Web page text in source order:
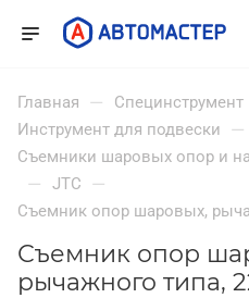
Главная — Специнструмент
Инструмент для подвески —
Съемники шаровых опор и
— JTC —
Съемник опор шаровых,
Съемник опор
рычажного типа,